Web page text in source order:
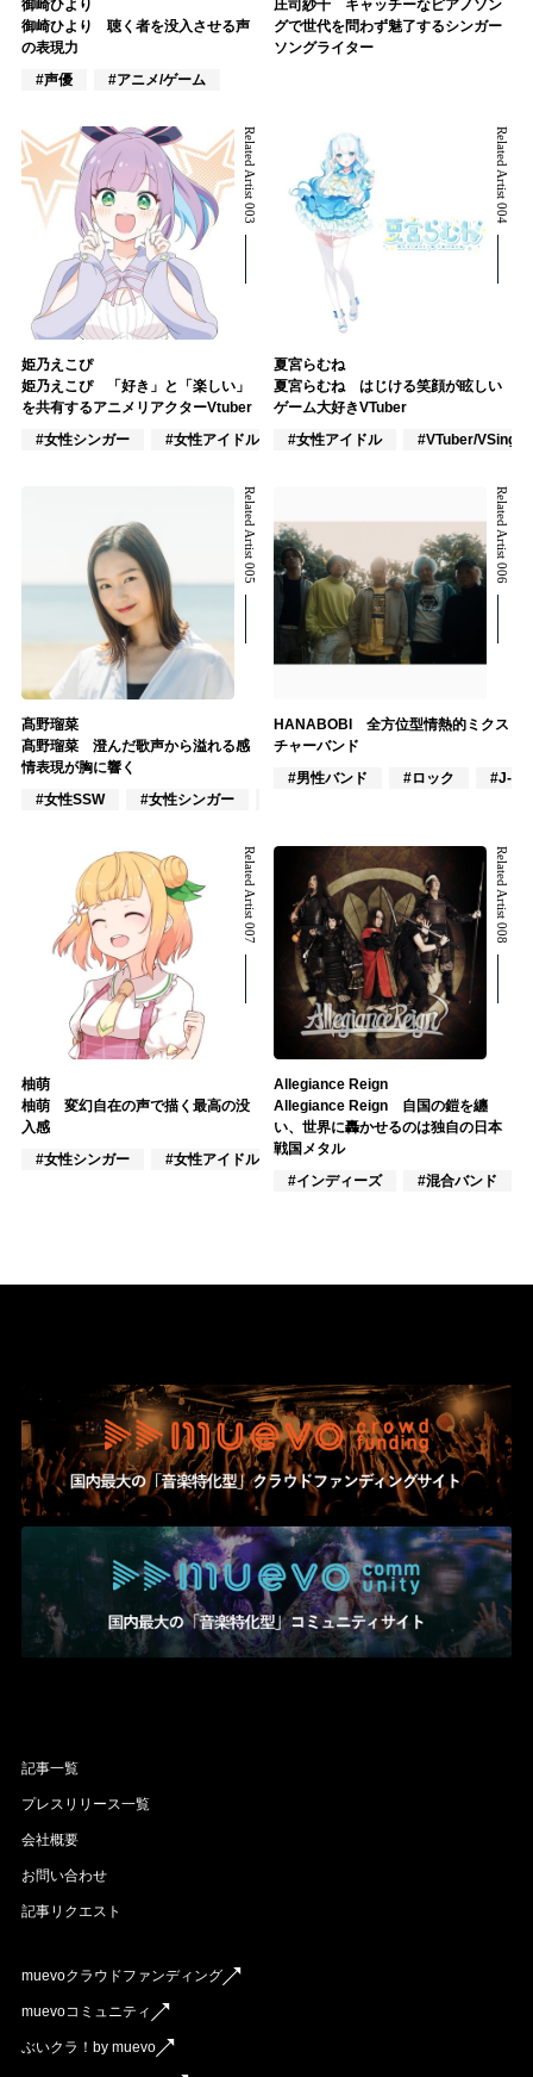
御崎ひより
御崎ひより 聴く者を没入させる声
の表現力
#声優
#アニメ/ゲーム
庄司紗千 キャッチーなピアノソン
グで世代を問わず魅了するシンガー
ソングライター
Related Artist 003
姫乃えこぴ
姫乃えこぴ 「好き」と「楽しい」
を共有するアニメリアクターVtuber
#女性シンガー
#女性アイドル #VTuber/VSinger
Related Artist 004
夏宮らむね
夏宮らむね はじける笑顔が眩しい
ゲーム大好きVTuber
#女性アイドル
#VTuber/VSinger
Related Artist 005
髙野瑠菜
髙野瑠菜 澄んだ歌声から溢れる感
情表現が胸に響く
#女性SSW
#女性シンガー
Related Artist 006
HANABOBI 全方位型情熱的ミクス
チャーバンド
#男性バンド
#ロック #J-
Related Artist 007
柚萌
柚萌 変幻自在の声で描く最高の没
入感
#女性シンガー
#女性アイドル #VTuber/VSinger
Related Artist 008
Allegiance Reign
Allegiance Reign 自国の鎧を纏
い、世界に轟かせるのは独自の日本
戦国メタル
#インディーズ
#混合バンド
記事一覧
プレスリリース一覧
会社概要
お問い合わせ
記事リクエスト
muevoクラウドファンディング
muevoコミュニティ
ぶいクラ！by muevo